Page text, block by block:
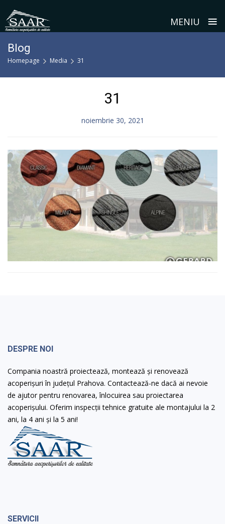
MENIU ≡
content
Blog
Homepage Media 31
31
noiembrie 30, 2021
DESPRE NOI
Compania noastră proiectează, montează și renovează
acoperișuri în județul Prahova. Contactează-ne dacă ai nevoie
de ajutor pentru renovarea, înlocuirea sau proiectarea
acoperișului. Oferim inspecții tehnice gratuite ale montajului la 2
ani, la 4 ani și la 5 ani!
SERVICII